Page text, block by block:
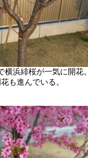
横浜緋桜が一気に開花。
も進んでいる。